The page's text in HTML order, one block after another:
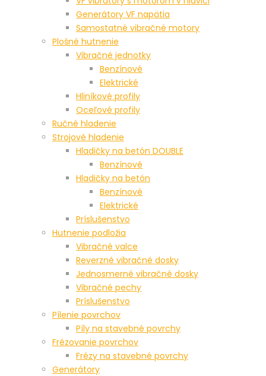
Generátory VF napätia
Samostatné vibračné motory
Plošné hutnenie
Vibračné jednotky
Benzínové
Elektrické
Hliníkové profily
Oceľové profily
Ručné hladenie
Strojové hladenie
Hladičky na betón DOUBLE
Benzínové
Hladičky na betón
Benzínové
Elektrické
Príslušenstvo
Hutnenie podložia
Vibračné valce
Reverzné vibračné dosky
Jednosmerné vibračné dosky
Vibračné pechy
Príslušenstvo
Pílenie povrchov
Píly na stavebné povrchy
Frézovanie povrchov
Frézy na stavebné povrchy
Generátory